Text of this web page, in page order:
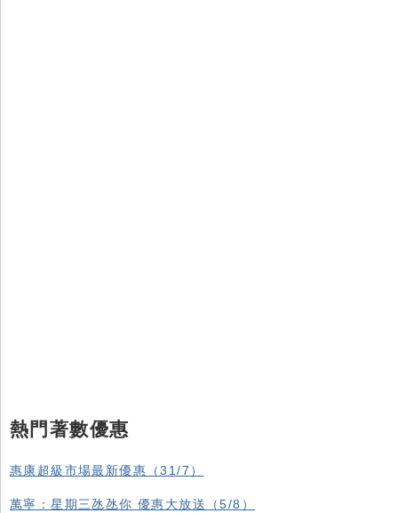
熱門著數優惠
惠康超級市場最新優惠（31/7）
萬寧：星期三氹氹你 優惠大放送（5/8）